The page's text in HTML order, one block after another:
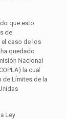
que esto
de
el caso de los
quedado
Nacional
la cual
de Límites de la
Ley